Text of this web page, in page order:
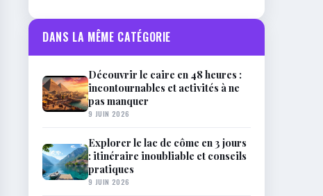
DANS LA MÊME CATÉGORIE
Découvrir le caire en 48 heures :
incontournables et activités à ne
pas manquer
9 JUIN 2026
Explorer le lac de côme en 3 jours
: itinéraire inoubliable et conseils
pratiques
9 JUIN 2026